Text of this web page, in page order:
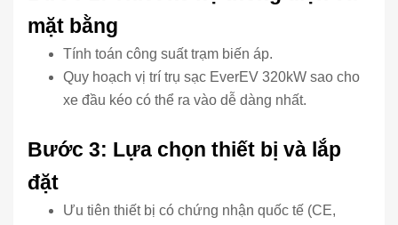
mặt bằng
Tính toán công suất trạm biến áp.
Quy hoạch vị trí trụ sạc EverEV 320kW sao cho
xe đầu kéo có thể ra vào dễ dàng nhất.
Bước 3: Lựa chọn thiết bị và lắp
đặt
Ưu tiên thiết bị có chứng nhận quốc tế (CE,